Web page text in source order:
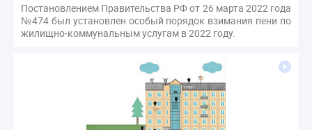
Постановлением Правительства РФ от 26 марта 2022 года
№474 был установлен особый порядок взимания пени по
жилищно-коммунальным услугам в 2022 году.